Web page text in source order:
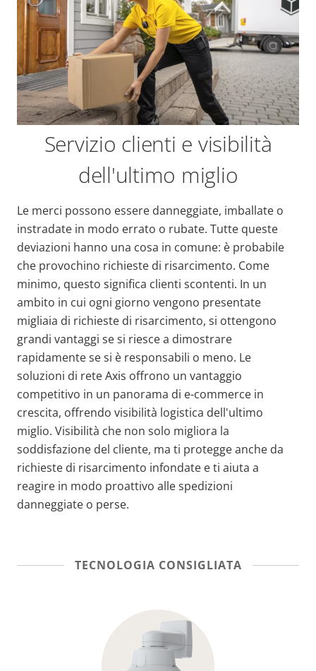
Servizio clienti e visibilità
dell'ultimo miglio
Le merci possono essere danneggiate, imballate o
instradate in modo errato o rubate. Tutte queste
deviazioni hanno una cosa in comune: è probabile
che provochino richieste di risarcimento. Come
minimo, questo significa clienti scontenti. In un
ambito in cui ogni giorno vengono presentate
migliaia di richieste di risarcimento, si ottengono
grandi vantaggi se si riesce a dimostrare
rapidamente se si è responsabili o meno. Le
soluzioni di rete Axis offrono un vantaggio
competitivo in un panorama di e-commerce in
crescita, offrendo visibilità logistica dell'ultimo
miglio. Visibilità che non solo migliora la
soddisfazione del cliente, ma ti protegge anche da
richieste di risarcimento infondate e ti aiuta a
reagire in modo proattivo alle spedizioni
danneggiate o perse.
TECNOLOGIA CONSIGLIATA